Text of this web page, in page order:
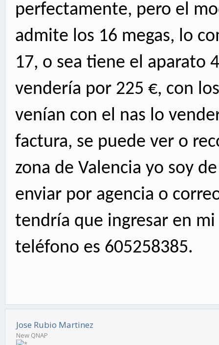
perfectamente, pero el
admite los 16 megas, lo
17, o sea tiene el aparato
vendería por 225 €, con
venían con el nas lo
factura, se puede ver o
zona de Valencia yo soy
enviar por agencia o
tendría que ingresar en
teléfono es 605258385.
Jose Rubio Martinez
New QNAP